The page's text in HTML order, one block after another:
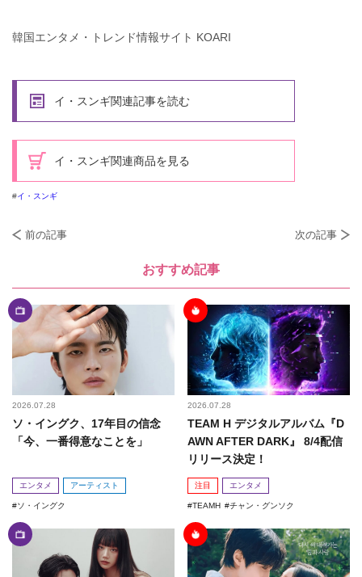
韓国エンタメ・トレンド情報サイト KOARI
イ・スンギ関連記事を読む
イ・スンギ関連商品を見る
イ・スンギ
前の記事 次の記事
おすすめ記事
2026.07.28
ソ・イングク、17年目の信念
「今、一番得意なことを」
エンタメ アーティスト
ソ・イングク
2026.07.28
TEAM H デジタルアルバム『D
AWN AFTER DARK』 8/4配信
リリース決定！
注目 エンタメ
TEAMH チャン・グンソク